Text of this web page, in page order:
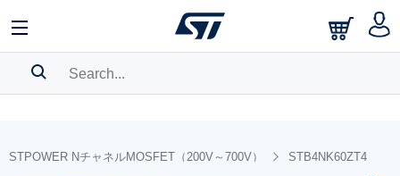
BOOKMARK
STPOWER NチャネルMOSFET（200V～700V） STB4NK60ZT4